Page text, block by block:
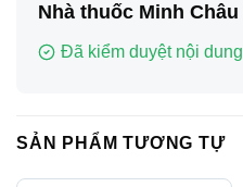
Nhà thuốc Minh Châu
Đã kiểm duyệt nội dung
SẢN PHẨM TƯƠNG TỰ